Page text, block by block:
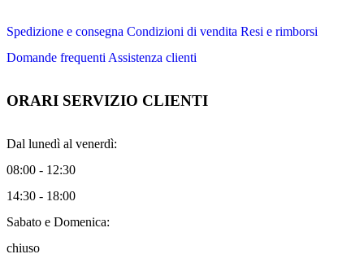
Spedizione e consegna Condizioni di vendita Resi e rimborsi
Domande frequenti Assistenza clienti
ORARI SERVIZIO CLIENTI
Dal lunedì al venerdì:
08:00 - 12:30
14:30 - 18:00
Sabato e Domenica:
chiuso